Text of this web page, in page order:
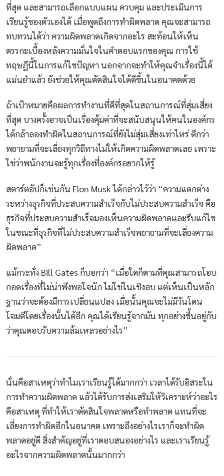
ที่สุด และสามารถเลือกแบบแผน ควบคุม และประเมินการ
เรียนรู้ของตัวเองได้ เมื่อพูดถึงการทำผิดพลาด คุณจะสามารถ
ทบทวนได้ว่า ความผิดพลาดเกิดจากอะไร สะท้อนให้เห็น
ตรรกะเบื้องหลังความมั่นใจในคำตอบแรกของคุณ การใช้
ทฤษฎีนี้ในการแก้ไขปัญหา นอกจากจะทำให้คุณจำเรื่องนี้ได้
แม่นยำแล้ว ยังช่วยให้คุณตัดสินใจได้ดีขึ้นในอนาคตด้วย
ถ้าเป้าหมายคือผลการทำงานที่ดีที่สุดในสถานการณ์ที่สุ่มเสี่ยง
ที่สุด บางครั้งอาจเป็นเรื่องคุ้มค่าที่จะสนับสนุนให้คนในองค์กร
ได้กล้าลองทำผิดในสถานการณ์ที่ยังไม่สุ่มเสี่ยงเท่าไหร่ ดีกว่า
พยายามที่จะเลี่ยงทุกวิถีทางไม่ให้เกิดความผิดพลาดเลย เพราะ
ใช่ว่าพนักงานจะรู้ทุกเรื่องที่องค์กรอยากให้รู้
สตาร์ตอัปก็เช่นกัน Elon Musk ได้กล่าวไว้ว่า “ความแตกต่าง
ระหว่างธุรกิจที่ประสบความสำเร็จกับไม่ประสบความสำเร็จ คือ
ธุรกิจที่ประสบความสำเร็จมองเห็นความผิดพลาดและรีบแก้ไข
ในขณะที่ธุรกิจที่ไม่ประสบความสำเร็จพยายามที่จะเลี่ยงความ
ผิดพลาด”
แม้กระทั่ง Bill Gates ก็บอกว่า “เมื่อใดก็ตามที่คุณสามารถโอบ
กอดเรื่องที่ไม่น่าพึงพอใจนัก ไม่ใช่ในเชิงลบ แต่เห็นเป็นหลัก
ฐานว่าจะต้องมีการเปลี่ยนแปลง เมื่อนั้นคุณจะไม่มีวันโดน
โจมตีโดยเรื่องนั้นได้อีก คุณได้เรียนรู้จากมัน ทุกอย่างขึ้นอยู่กับ
ว่าคุณตอบรับความล้มเหลวอย่างไร”
นั่นคือสาเหตุว่าทำไมเราเรียนรู้ได้มากกว่า เวลาได้รับอิสระใน
การทำความผิดพลาด แล้วได้รับการส่งเสริมให้วิเคราะห์ว่าอะไร
คือสาเหตุ ที่ทำให้เราตัดสินใจพลาดหรือทำพลาด แทนที่จะ
เลี่ยงการทำผิดอีกในอนาคต เพราะถึงอย่างไรเราก็จะทำผิด
พลาดอยู่ดี สิ่งสำคัญอยู่ที่เราตอบสนองอย่างไร และเราเรียนรู้
อะไรจากความผิดพลาดนั้นมากกว่า